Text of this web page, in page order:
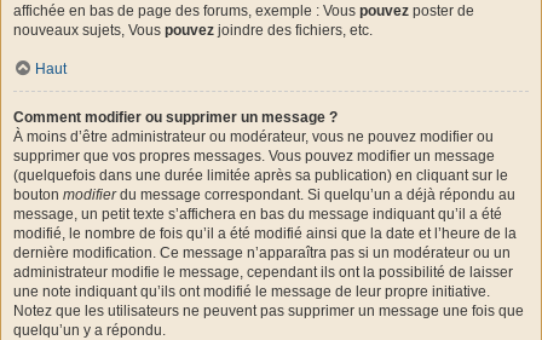
affichée en bas de page des forums, exemple : Vous pouvez poster de
nouveaux sujets, Vous pouvez joindre des fichiers, etc.
Haut
Comment modifier ou supprimer un message ?
À moins d’être administrateur ou modérateur, vous ne pouvez modifier ou
supprimer que vos propres messages. Vous pouvez modifier un message
(quelquefois dans une durée limitée après sa publication) en cliquant sur le
bouton modifierdu message correspondant. Si quelqu’un a déjà répondu au
message, un petit texte s’affichera en bas du message indiquant qu’il a été
modifié, le nombre de fois qu’il a été modifié ainsi que la date et l’heure de la
dernière modification. Ce message n’apparaîtra pas si un modérateur ou un
administrateur modifie le message, cependant ils ont la possibilité de laisser
une note indiquant qu’ils ont modifié le message de leur propre initiative.
Notez que les utilisateurs ne peuvent pas supprimer un message une fois que
quelqu’un y a répondu.